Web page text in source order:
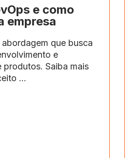
e como
empresa
que busca
e
produtos. Saiba mais
...